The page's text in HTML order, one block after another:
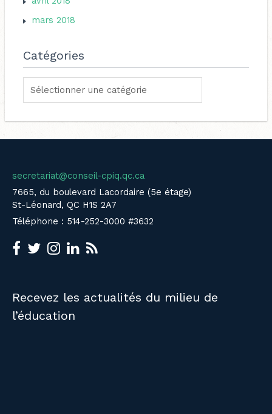
mars 2018
Catégories
secretariat@conseil-cpiq.qc.ca
7665, du boulevard Lacordaire (5e étage)
St-Léonard, QC H1S 2A7
Téléphone : 514-252-3000 #3632
Recevez les actualités du milieu de
l’éducation